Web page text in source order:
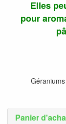
Panier
Elles
pour